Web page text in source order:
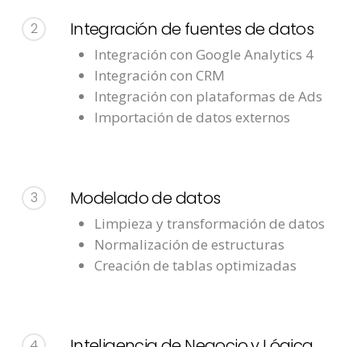
2 Integración de fuentes de datos
Integración con Google Analytics 4
Integración con CRM
Integración con plataformas de Ads
Importación de datos externos
3 Modelado de datos
Limpieza y transformación de datos
Normalización de estructuras
Creación de tablas optimizadas